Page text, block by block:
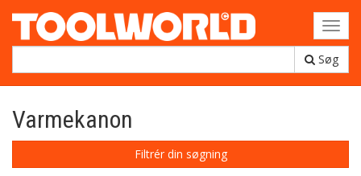
Søg
Varmekanon
Filtrér din søgning